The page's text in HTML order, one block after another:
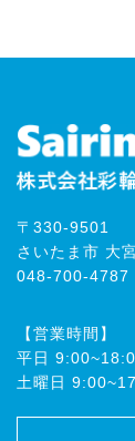
〒330-9501
さいたま市 大
048-700-4787
【営業時間】
平⽇
⼟曜⽇